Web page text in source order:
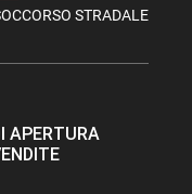
STRADALE
APERTURA